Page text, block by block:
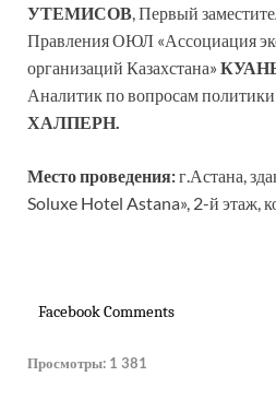
УТЕМИСОВ , Первый
Правления ОЮЛ «Ассоциация
организаций Казахстана»
Аналитик по вопросам
ХАЛПЕРН.
Место проведения:г.Астана,
Soluxe Hotel Astana», 2-й этаж,
Facebook Comments
Просмотры: 1 381